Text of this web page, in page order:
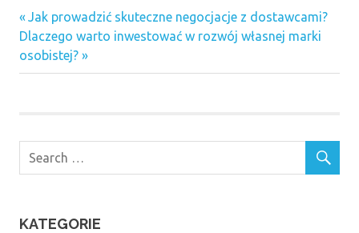
Nawigacja
wpisu
Previous
Post:
Jak prowadzić skuteczne negocjacje z dostawcami?
Next
Post:
Dlaczego warto inwestować w rozwój własnej marki
osobistej?
KATEGORIE